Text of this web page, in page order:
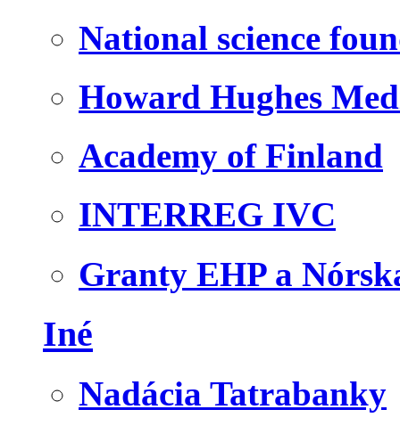
National science
Howard Hughes
Academy of Finland
INTERREG IVC
Granty EHP a
Iné
Nadácia Tatrabanky